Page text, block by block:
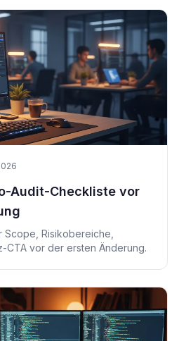
Audit-Checkliste vor
Scope, Risikobereiche,
CTA vor der ersten Änderung.